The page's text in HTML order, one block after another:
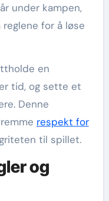
under kampen,
for å løse
en
tid, og sette et
Denne
respekt for
til spillet.
og